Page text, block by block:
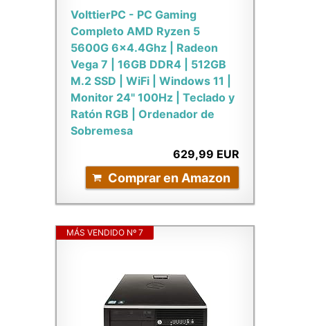
VolttierPC - PC Gaming
Completo AMD Ryzen 5
5600G 6x4.4Ghz | Radeon
Vega 7 | 16GB DDR4 | 512GB
M.2 SSD | WiFi | Windows 11 |
Monitor 24" 100Hz | Teclado y
Ratón RGB | Ordenador de
Sobremesa
629,99 EUR
Comprar en Amazon
MÁS VENDIDO Nº 7